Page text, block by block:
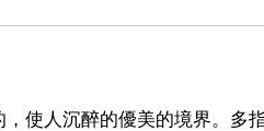
使人沉醉的優美的境界。多